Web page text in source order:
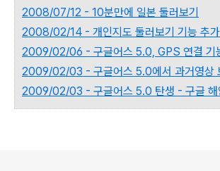
2008/07/12 - 10분만에 일본 둘러보기
2008/02/14 - 개인지도 둘러보기 기능 추가
2009/02/06 - 구글어스 5.0, GPS 연결 기
2009/02/03 - 구글어스 5.0에서 과거영상
2009/02/03 - 구글어스 5.0 탄생 - 구글 해